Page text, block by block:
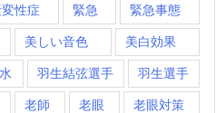
性症 緊急 緊急事態
美しい音色 美白効果
羽生結弦選手 羽生選手
老師 老眼 老眼対策